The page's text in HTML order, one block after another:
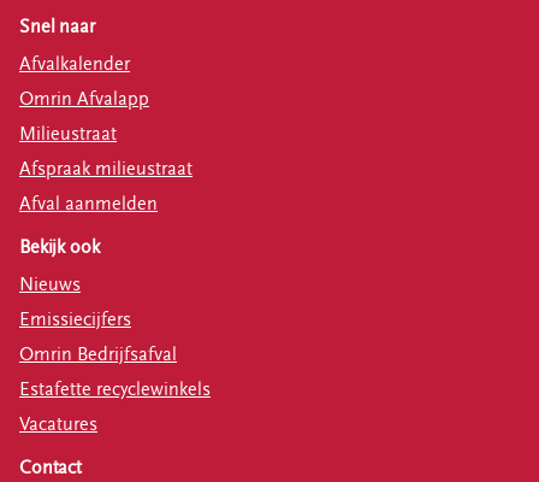
Snel naar
Afvalkalender
Omrin Afvalapp
Milieustraat
Afspraak milieustraat
Afval aanmelden
Bekijk ook
Nieuws
Emissiecijfers
Omrin Bedrijfsafval
Estafette recyclewinkels
Vacatures
Contact